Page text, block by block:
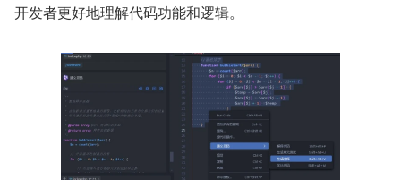
开发者更好地理解代码功能和逻辑。